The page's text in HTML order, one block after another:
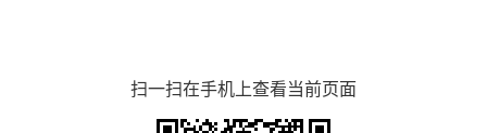
扫一扫在手机上查看当前页面